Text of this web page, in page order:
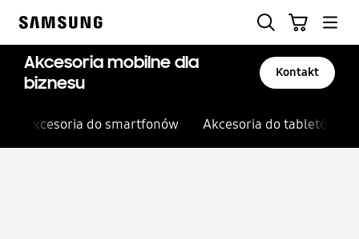
Akcesoria mobilne dla
biznesu
Kontakt
Akcesoria do smartfonów Akcesoria do tabletów